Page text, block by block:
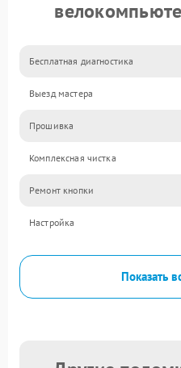
Бесплатная диагностика
Выезд мастера
Прошивка
Комплексная чистка
Ремонт кнопки
Настройка
Показать